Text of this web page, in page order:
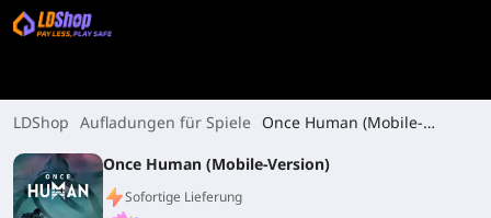
LDShop Aufladungen für Spiele
Once Human (Mobile-
Once Human (Mobile-Version)
Sofortige Lieferung